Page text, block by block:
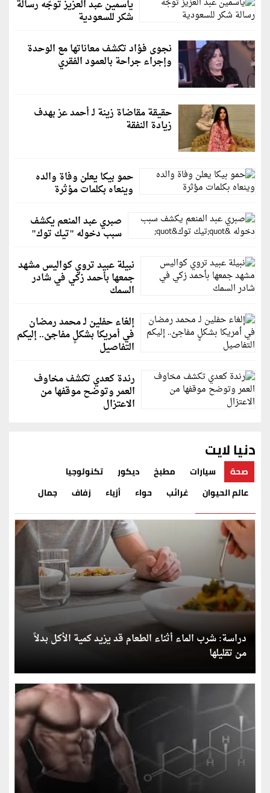
ياسمين عبد العزيز توجّه رسالة
شكر للسعودية
نجوى فؤاد تكشف معاناتها مع الوحدة
وإجراء جراحة بالعمود الفقري
حقيقة مقاضاة زينة لـ أحمد عز بهدف
زيادة النفقة
حمو بيكا يعلن وفاة والده
وينعاه بكلمات مؤثرة
صبري عبد المنعم يكشف
سبب دخوله "تيك توك"
نبيلة عبيد تروي كواليس مشهد
جمعها بأحمد زكي في شادر
السمك
إلغاء حفلين لـ محمد رمضان
في أمريكا بشكلٍ مفاجئ.. إليكم
التفاصيل
رندة كعدي تكشف مخاوف
العمر وتوضح موقفها من
الاعتزال
دنيا لايت
صحة سيارات مطبخ ديكور
تكنولوجيا
عالم الحيوان
غرائب حواء أزياء زفاف جمال
دراسة: شرب الماء أثناء الطعام قد يزيد كمية الأكل بدلاً
من تقليلها